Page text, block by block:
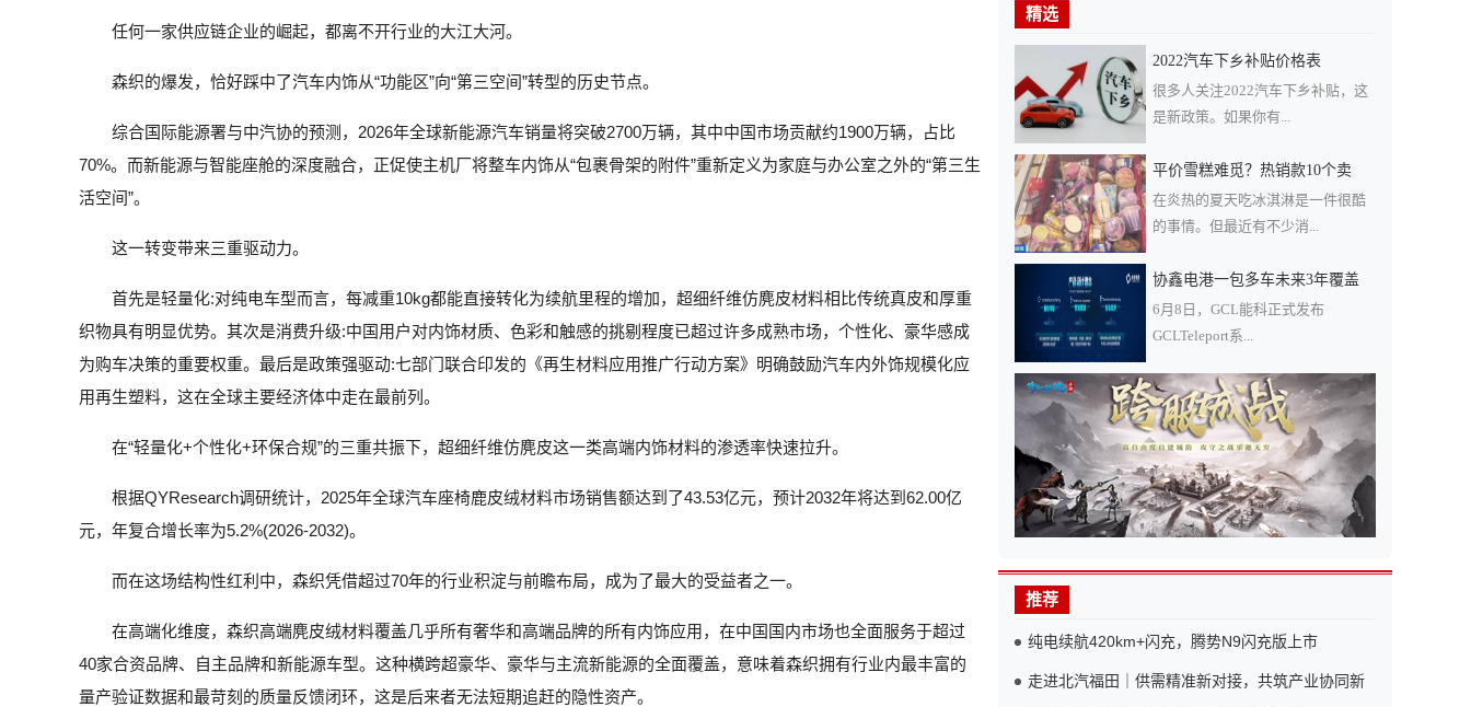
任何一家供应链企业的崛起，都离不开行业的大江大河。
森织的爆发，恰好踩中了汽车内饰从“功能区”向“第三空间”转型的历史节点。
综合国际能源署与中汽协的预测，2026年全球新能源汽车销量将突破2700万辆，其中中国市场贡献约1900万辆，占比
70%。而新能源与智能座舱的深度融合，正促使主机厂将整车内饰从“包裹骨架的附件”重新定义为家庭与办公室之外的“第三生
活空间”。
这一转变带来三重驱动力。
首先是轻量化:对纯电车型而言，每减重10kg都能直接转化为续航里程的增加，超细纤维仿麂皮材料相比传统真皮和厚重
织物具有明显优势。其次是消费升级:中国用户对内饰材质、色彩和触感的挑剔程度已超过许多成熟市场，个性化、豪华感成
为购车决策的重要权重。最后是政策强驱动:七部门联合印发的《再生材料应用推广行动方案》明确鼓励汽车内外饰规模化应
用再生塑料，这在全球主要经济体中走在最前列。
在“轻量化+个性化+环保合规”的三重共振下，超细纤维仿麂皮这一类高端内饰材料的渗透率快速拉升。
根据QYResearch调研统计，2025年全球汽车座椅鹿皮绒材料市场销售额达到了43.53亿元，预计2032年将达到62.00亿
元，年复合增长率为5.2%(2026-2032)。
而在这场结构性红利中，森织凭借超过70年的行业积淀与前瞻布局，成为了最大的受益者之一。
在高端化维度，森织高端麂皮绒材料覆盖几乎所有奢华和高端品牌的所有内饰应用，在中国国内市场也全面服务于超过
40家合资品牌、自主品牌和新能源车型。这种横跨超豪华、豪华与主流新能源的全面覆盖，意味着森织拥有行业内最丰富的
量产验证数据和最苛刻的质量反馈闭环，这是后来者无法短期追赶的隐性资产。
精选
2022汽车下乡补贴价格表
很多人关注2022汽车下乡补贴，这
是新政策。如果你有...
平价雪糕难觅？热销款10个卖
在炎热的夏天吃冰淇淋是一件很酷
的事情。但最近有不少消...
协鑫电港一包多车未来3年覆盖
6月8日，GCL能科正式发布
GCLTeleport系...
推荐
纯电续航420km+闪充，腾势N9闪充版上市
走进北汽福田｜供需精准新对接，共筑产业协同新